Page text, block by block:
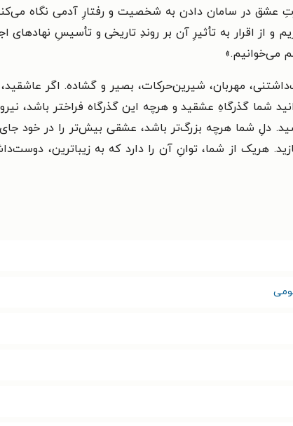
عشق در سامان دادن به شخصیت و رفتارِ آدمی نگاه
و از اقرار به تأثیرِ آن بر روندِ تاریخی و تأسیسِ
می‌خوانیم.»
مهربان، شیرین‌حرکات، بصیر و گشاده. اگر
شما گذرگاهِ عشقید و هرچه این گذرگاه فراختر باشد،
دلِ شما هرچه بزرگ‌تر باشد، عشقی بیش‌تر را در خود
هریک از شما، توانِ آن را دارد که به زیباترین،